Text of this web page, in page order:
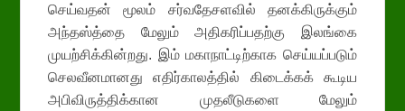
செய்வதன் மூலம் சர்வதேசளவில் தனக்கிருக்கும்
அந்தஸ்த்தை மேலும் அதிகரிப்பதற்கு இலங்கை
முயற்சிக்கின்றது. இம் மகாநாட்டிற்காக செய்யப்படும்
செலவீனமானது எதிர்காலத்தில் கிடைக்கக் கூடிய
அபிவிருத்திக்கான முதலீடுகளை மேலும்